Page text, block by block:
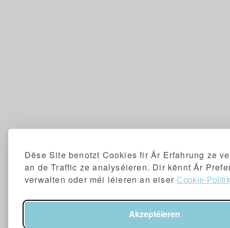
Dëse Site benotzt Cookies fir Är Erfahrung ze
an de Traffic ze analyséieren. Dir kënnt Är
verwalten oder méi léieren an eiser Cookie-
Akzeptéieren